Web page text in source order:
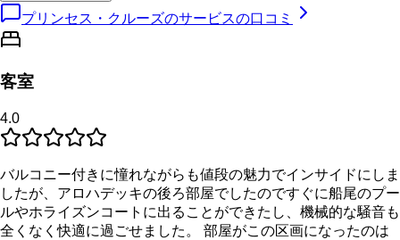
プリンセス・クルーズのサービスの口コミ
客室
4.0
バルコニー付きに憧れながらも値段の魅力でインサイドにしま
したが、アロハデッキの後ろ部屋でしたのですぐに船尾のプー
ルやホライズンコートに出ることができたし、機械的な騒音も
全くなく快適に過ごせました。 部屋がこの区画になったのは